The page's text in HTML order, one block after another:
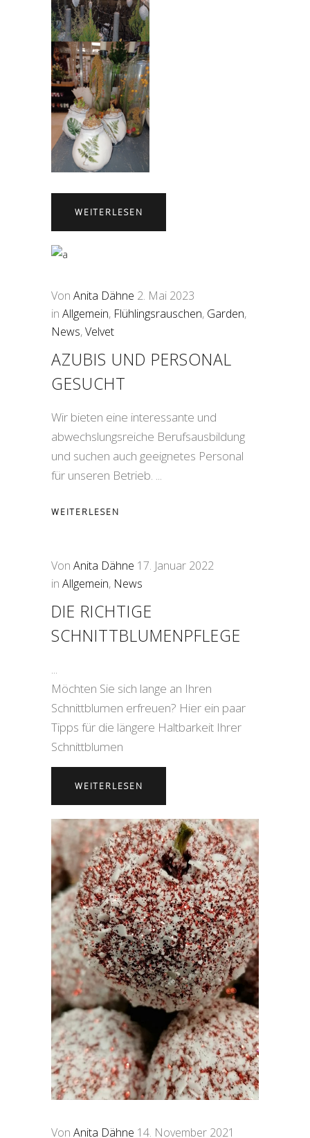
WEITERLESEN
Von Anita Dähne 2. Mai 2023
in Allgemein, Flühlingsrauschen, Garden,
News,Velvet
AZUBIS UND PERSONAL
GESUCHT
Wir bieten eine interessante und
abwechslungsreiche Berufsausbildung
und suchen auch geeignetes Personal
für unseren Betrieb.
WEITERLESEN
Von Anita Dähne 17. Januar 2022
in Allgemein, News
DIE RICHTIGE
SCHNITTBLUMENPFLEGE
Möchten Sie sich lange an Ihren
Schnittblumen erfreuen? Hier ein paar
Tipps für die längere Haltbarkeit Ihrer
Schnittblumen
WEITERLESEN
Von Anita Dähne 14. November 2021